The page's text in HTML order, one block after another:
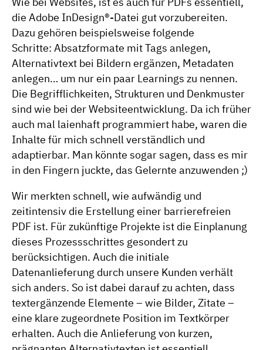
Wie bei Websites, ist es auch für PDFs essentiell,
die Adobe InDesign®-Datei gut vorzubereiten.
Dazu gehören beispielsweise folgende
Schritte: Absatzformate mit Tags anlegen,
Alternativtext bei Bildern ergänzen, Metadaten
anlegen… um nur ein paar Learnings zu nennen.
Die Begrifflichkeiten, Strukturen und Denkmuster
sind wie bei der Websiteentwicklung. Da ich früher
auch mal laienhaft programmiert habe, waren die
Inhalte für mich schnell verständlich und
adaptierbar. Man könnte sogar sagen, dass es mir
in den Fingern juckte, das Gelernte anzuwenden ;)
Wir merkten schnell, wie aufwändig und
zeitintensiv die Erstellung einer barrierefreien
PDF ist. Für zukünftige Projekte ist die Einplanung
dieses Prozessschrittes gesondert zu
berücksichtigen. Auch die initiale
Datenanlieferung durch unsere Kunden verhält
sich anders. So ist dabei darauf zu achten, dass
textergänzende Elemente – wie Bilder, Zitate –
eine klare zugeordnete Position im Textkörper
erhalten. Auch die Anlieferung von kurzen,